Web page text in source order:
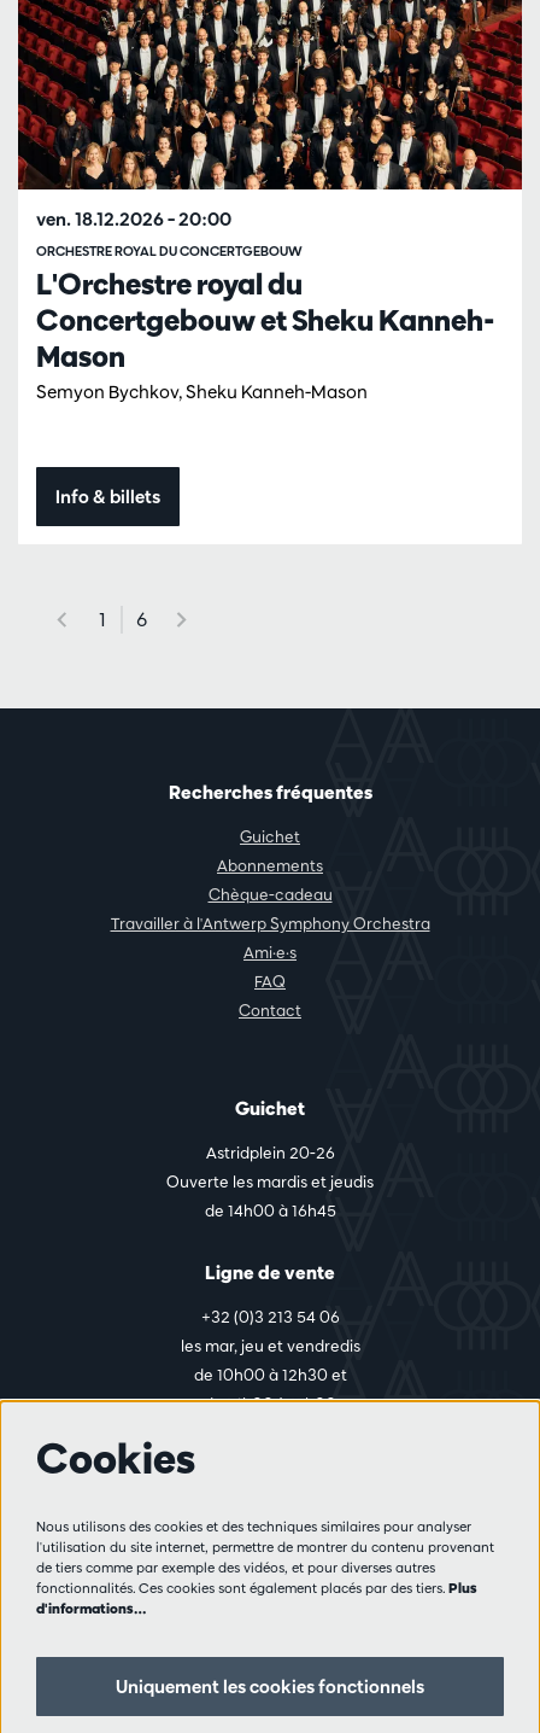
L'Orchestre royal du
Concertgebouw et Sheku Kanneh-
Mason
Semyon Bychkov, Sheku Kanneh-Mason
ORCHESTRE ROYAL DU CONCERTGEBOUW
ven. 18.12.2026– 20:00
Info & billets
1 6
Recherches fréquentes
Guichet
Abonnements
Chèque-cadeau
Travailler à l'Antwerp Symphony Orchestra
Ami·e·s
FAQ
Contact
Guichet
Astridplein 20-26
Ouverte les mardis et jeudis
de 14h00 à 16h45
Ligne de vente
+32 (0)3 213 54 06
les mar, jeu et vendredis
de 10h00 à 12h30 et
de 14h00 à 17h00
Règlement des visiteurs
Vie privée
Partenaires
Cookies
Nous utilisons des cookies et des techniques similaires pour analyser
l'utilisation du site internet, permettre de montrer du contenu provenant
de tiers comme par exemple des vidéos, et pour diverses autres
fonctionnalités. Ces cookies sont également placés par des tiers. Plus
d'informations…
Uniquement les cookies fonctionnels